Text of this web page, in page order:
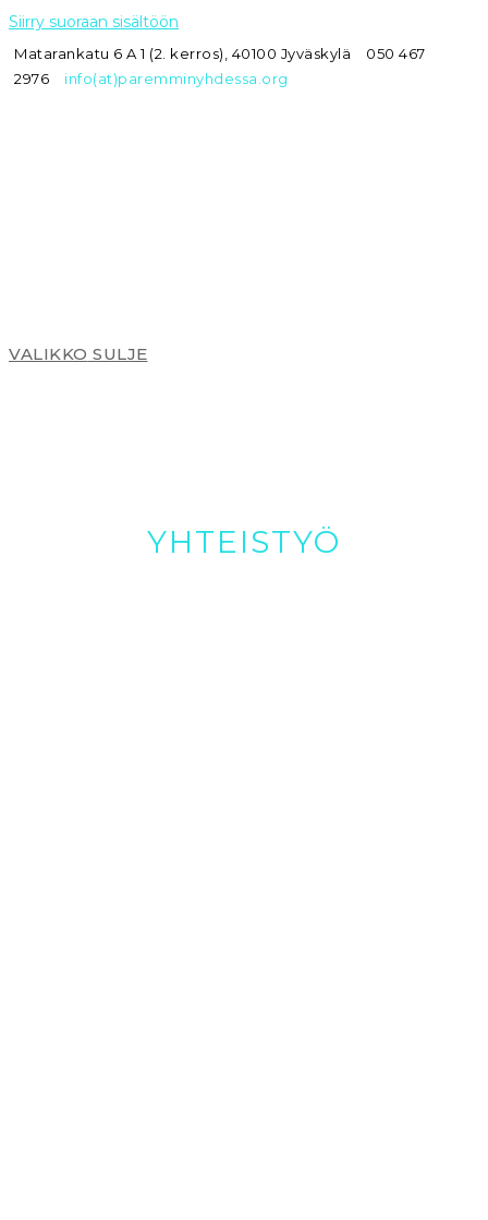
Siirry suoraan sisältöön
Matarankatu 6 A 1 (2. kerros), 40100 Jyväskylä
050 467
2976
info(at)paremminyhdessa.org
VALIKKO SULJE
YHTEISTYÖ